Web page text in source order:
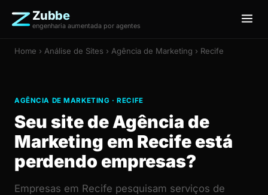
Zubbe
engenharia aumentada por agentes
Home › Análise de Sites › Agência de Marketing › Recife
AGÊNCIA DE MARKETING · RECIFE
Seu site de Agência de
Marketing em Recife está
perdendo empresas?
Empresas em Recife pesquisam serviços de